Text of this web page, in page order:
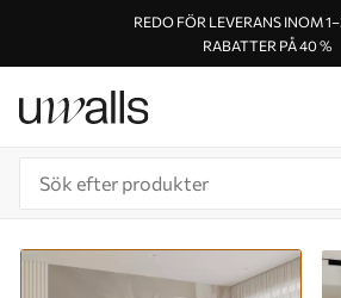
REDO FÖR LEVERANS INOM
RABATTER PÅ 40 %